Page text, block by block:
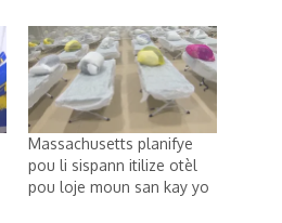
Massachusetts planifye
pou li sispann itilize otèl
pou loje moun san kay yo